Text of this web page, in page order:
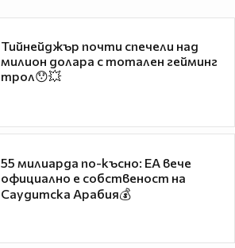
Тийнейджър почти спечели над
милион долара с тотален гейминг
трол😯💥
55 милиарда по-късно: EA вече
официално е собственост на
Саудитска Арабия💰